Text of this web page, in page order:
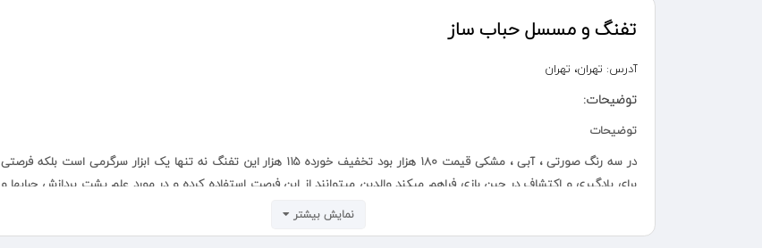
تفنگ و مسسل حباب ساز
آدرس: تهران، تهران
توضیحات:
توضیحات
در سه رنگ صورتی ، آبی ، مشکی قیمت 180 هزار بود تخفیف خورده 115 هزار این تفنگ نه تنها یک ابزار سرگرمی است بلکه فرصتی
برای یادگیری و اکتشاف در حین بازی فراهم میکند والدین میتوانند از این فرصت استفاده کرده و در مورد علم پشت پردازش حبابها و
اصول فیزیکی که به آنها اجازه میدهد تا شکل بگیرند و پرواز کنند با
فرزندان خود صحبت کنند.
نمایش بیشتر